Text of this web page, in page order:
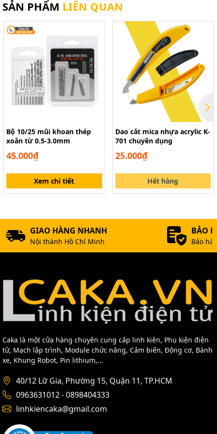
Bột ngâm mạch Fecl3 làm mạch in
thủ công
Mua Bột sắt ngâm mạch, Bột ngâm
SẢN PHẨM LIÊN QUAN
Bộ 10/25 mũi khoan thép
xoắn từ 0.5-3.0mm
45.000₫
Xem chi tiết
Dao cắt mica nhựa acrylic K-
701 chuyên dụng
25.000₫
Hết hàng
GIAO HÀNG NHANH
Nội thành Hồ Chí Minh
BẢO
Bảo
Caka là một cửa hàng chuyên cung cấp linh kiện, Phụ kiện điện
tử, Mạch lập trình, Module chức năng, Cảm biến, Động cơ, Bánh
xe, Khung Robot, Pin lithium,...
40/12 Lữ Gia, Phường 15, Quận 11, TP.HCM
0963631012 - 0898404333
linhkiencaka@gmail.com